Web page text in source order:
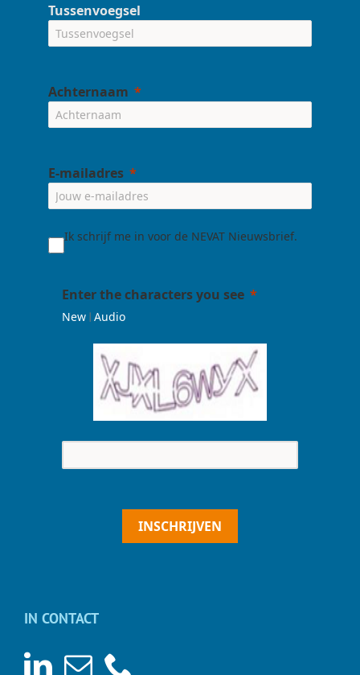
Tussenvoegsel
Achternaam
E-mailadres
Ik schrijf me in voor de NEVAT Nieuwsbrief.
Enter the characters you see
New | Audio
INSCHRIJVEN
IN CONTACT